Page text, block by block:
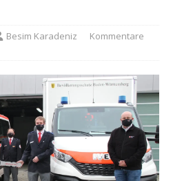
Besim Karadeniz
Kommentare